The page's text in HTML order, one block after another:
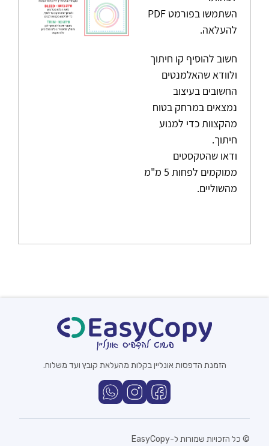
השתמשו בפורמט PDF
להעלאה.
חשוב להוסיף קו חיתוך
ולוודא שהאלמנטים
החשובים בעיצוב
נמצאים במרחק בטוח
מהקצוות כדי למנוע
חיתוך.
ודאו שהטקסטים
ממוקמים לפחות 5 מ"מ
מהשוליים.
הזמנת הדפסות אונליין בקלות מהעלאת קובץ ועד משלוח.
© כל הזכויות שמורות ל-EasyCopy